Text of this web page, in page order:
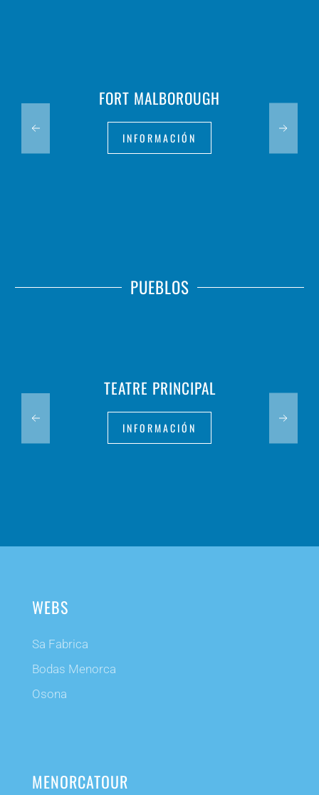
FORT MALBOROUGH
INFORMACIÓN
PUEBLOS
TEATRE PRINCIPAL
INFORMACIÓN
WEBS
Sa Fabrica
Bodas Menorca
Osona
MENORCATOUR